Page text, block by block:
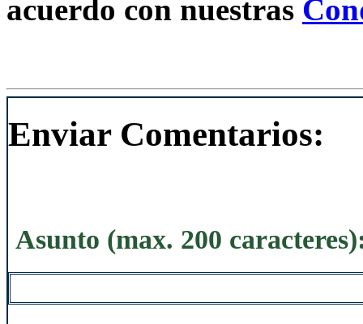
acuerdo con nuestras
Enviar Comentarios:
Asunto (max. 200